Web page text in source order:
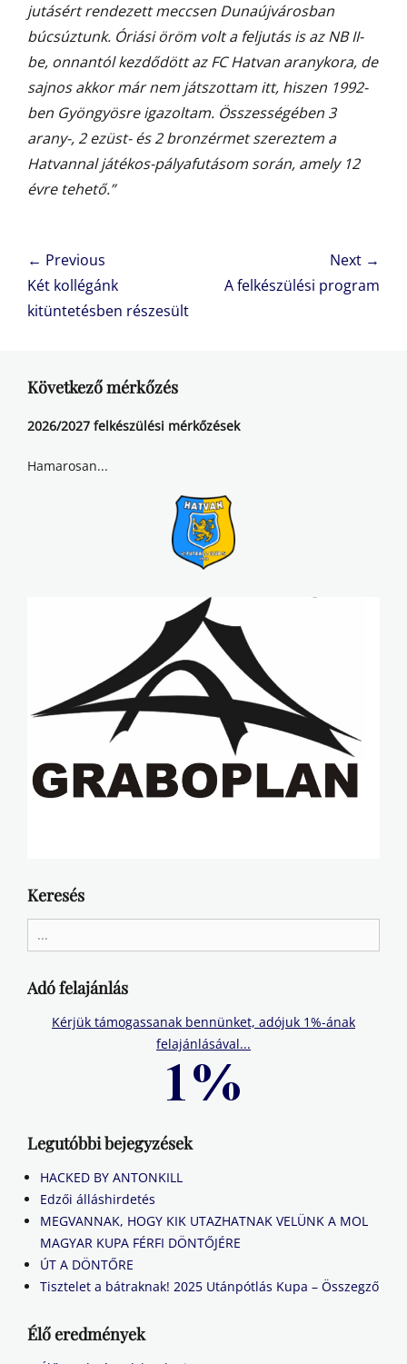
jutásért rendezett meccsen Dunaújvárosban
búcsúztunk. Óriási öröm volt a feljutás is az NB II-
be, onnantól kezdődött az FC Hatvan aranykora, de
sajnos akkor már nem játszottam itt, hiszen 1992-
ben Gyöngyösre igazoltam. Összességében 3
arany-, 2 ezüst- és 2 bronzérmet szereztem a
Hatvannal játékos-pályafutásom során, amely 12
évre tehető.”
Bejegyzés
navigáció
← Previous
Previous
post:
Két kollégánk
kitüntetésben részesült
Next →
NextA felkészülési program
Következő mérkőzés
2026/2027 felkészülési mérkőzések
Hamarosan...
Keresés
for:
Adó felajánlás
Kérjük támogassanak bennünket, adójuk 1%-ának
felajánlásával...
Legutóbbi bejegyzések
HACKED BY ANTONKILL
Edzői álláshirdetés
MEGVANNAK, HOGY KIK UTAZHATNAK VELÜNK A MOL
MAGYAR KUPA FÉRFI DÖNTŐJÉRE
ÚT A DÖNTŐRE
Tisztelet a bátraknak! 2025 Utánpótlás Kupa – Összegző
Élő eredmények